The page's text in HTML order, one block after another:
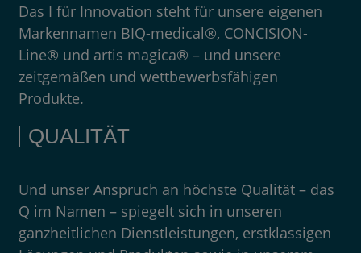
Das I für Innovation steht für unsere eigenen
Markennamen BIQ-medical®, CONCISION-
Line® und artis magica® – und unsere
zeitgemäßen und wettbewerbsfähigen
Produkte.
QUALITÄT
Und unser Anspruch an höchste Qualität – das
Q im Namen – spiegelt sich in unseren
ganzheitlichen Dienstleistungen, erstklassigen